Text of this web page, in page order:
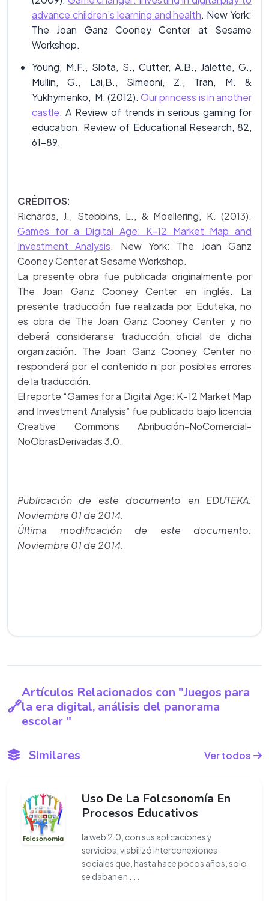
advance children’s learning and health. New York:
The Joan Ganz Cooney Center at Sesame
Workshop.
Young, M.F., Slota, S., Cutter, A.B., Jalette, G.,
Mullin, G., Lai,B., Simeoni, Z., Tran, M. &
Yukhymenko, M. (2012). Our princess is in another
castle: A Review of trends in serious gaming for
education. Review of Educational Research, 82,
61-89.
CRÉDITOS:
Richards, J., Stebbins, L., & Moellering, K. (2013).
Games for a Digital Age: K-12 Market Map and
Investment Analysis. New York: The Joan Ganz
Cooney Center at Sesame Workshop.
La presente obra fue publicada originalmente por
The Joan Ganz Cooney Center en inglés. La
presente traducción fue realizada por Eduteka, no
es obra de The Joan Ganz Cooney Center y no
deberá considerarse traducción oficial de dicha
organización. The Joan Ganz Cooney Center no
responderá por el contenido ni por posibles errores
de la traducción.
El reporte “Games for a Digital Age: K-12 Market Map
and Investment Analysis” fue publicado bajo licencia
Creative Commons Abribución-NoComercial-
NoObrasDerivadas 3.0.
Publicación de este documento en EDUTEKA:
Noviembre 01 de 2014.
Última modificación de este documento:
Noviembre 01 de 2014.
Artículos Relacionados con "Juegos para
la era digital, análisis del panorama
escolar "
Similares Ver todos
Uso De La Folcsonomía En
Procesos Educativos
la web 2.0, con sus aplicaciones y
servicios, viabilizó interconexiones
sociales que, hasta hace pocos años, solo
se daban en ...